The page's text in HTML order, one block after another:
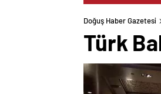
Doğuş Haber Gazetesi
Türk